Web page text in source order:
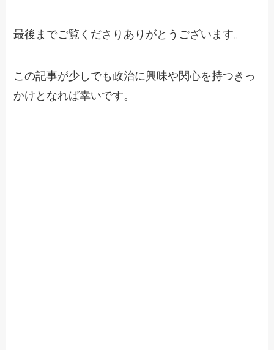
最後までご覧くださりありがとうございます。
この記事が少しでも政治に興味や関心を持つきっ
かけとなれば幸いです。